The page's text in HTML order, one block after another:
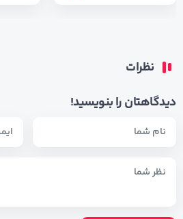
نظرات
دیدگاهتان را بنویسید!